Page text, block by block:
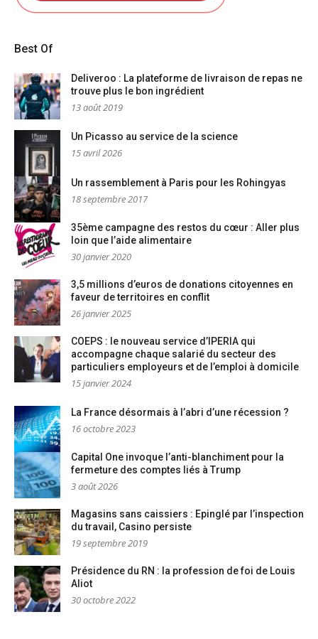
Best Of
Deliveroo : La plateforme de livraison de repas ne
trouve plus le bon ingrédient
13 août 2019
Un Picasso au service de la science
15 avril 2026
Un rassemblement à Paris pour les Rohingyas
18 septembre 2017
35ème campagne des restos du cœur : Aller plus
loin que l’aide alimentaire
30 janvier 2020
3,5 millions d’euros de donations citoyennes en
faveur de territoires en conflit
26 janvier 2025
COEPS : le nouveau service d’IPERIA qui
accompagne chaque salarié du secteur des
particuliers employeurs et de l’emploi à domicile
15 janvier 2024
La France désormais à l’abri d’une récession ?
16 octobre 2023
Capital One invoque l’anti-blanchiment pour la
fermeture des comptes liés à Trump
3 août 2026
Magasins sans caissiers : Epinglé par l’inspection
du travail, Casino persiste
19 septembre 2019
Présidence du RN : la profession de foi de Louis
Aliot
30 octobre 2022